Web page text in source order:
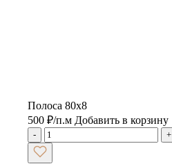
Полоса 80х8
500 ₽/п.м Добавить в корзину
- +